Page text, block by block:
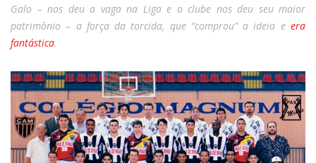
Galo – nos deu a vaga na Liga e o clube nos deu seu maior
patrimônio – a força da torcida, que “comprou” a ideia e era
fantástica.